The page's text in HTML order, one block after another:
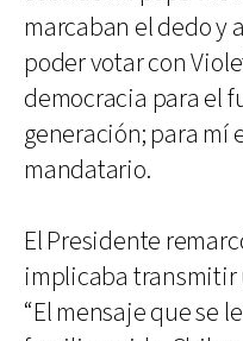
marcaban el dedo y
poder votar con
democracia para el
generación; para mí
mandatario.
El Presidente
implicaba transmitir
“El mensaje que se